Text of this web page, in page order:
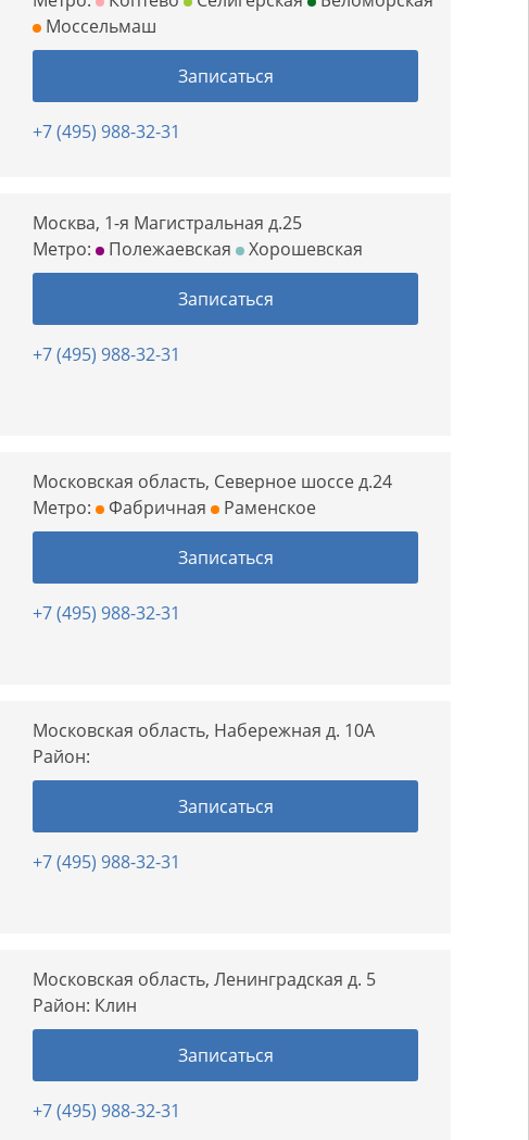
Моссельмаш
Записаться
+7 (495) 988-32-31
Москва, 1-я Магистральная д.25
Метро:
Полежаевская Хорошевская
Записаться
+7 (495) 988-32-31
Московская область, Северное шоссе д.24
Метро:
Фабричная Раменское
Записаться
+7 (495) 988-32-31
Московская область, Набережная д. 10А
Район:
Записаться
+7 (495) 988-32-31
Московская область, Ленинградская д. 5
Район: Клин
Записаться
+7 (495) 988-32-31